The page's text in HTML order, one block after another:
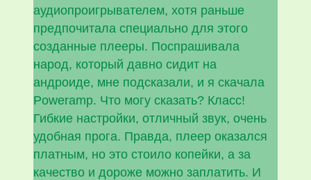
аудиопроигрывателем, хотя раньше
предпочитала специально для этого
созданные плееры. Поспрашивала
народ, который давно сидит на
андроиде, мне подсказали, и я скачала
Poweramp. Что могу сказать? Класс!
Гибкие настройки, отличный звук, очень
удобная прога. Правда, плеер оказался
платным, но это стоило копейки, а за
качество и дороже можно заплатить. И